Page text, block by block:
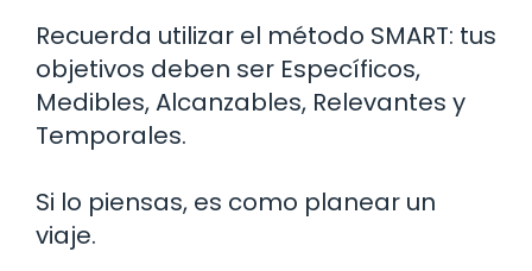
Recuerda utilizar el método SMART: tus
objetivos deben ser Específicos,
Medibles, Alcanzables, Relevantes y
Temporales.
Si lo piensas, es como planear un
viaje.